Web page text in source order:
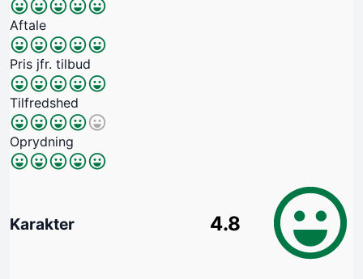
Aftale
Pris jfr. tilbud
Tilfredshed
Oprydning
Karakter 4.8